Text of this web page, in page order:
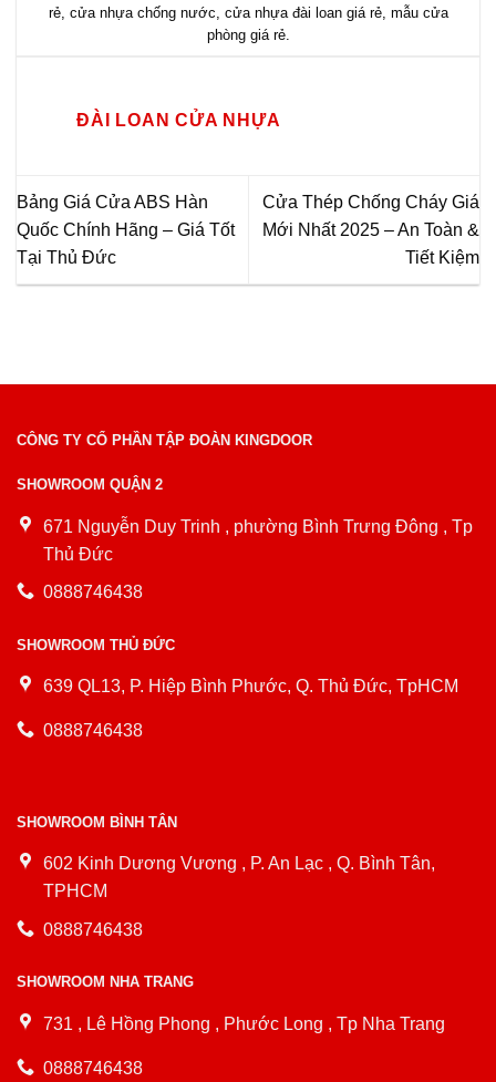
rẻ, cửa nhựa chống nước cửa nhựa đài loan giá rẻ, mẫu cửa
phòng giá rẻ.
ĐÀI LOAN CỬA NHỰA
Bảng Giá Cửa ABS Hàn
Quốc Chính Hãng – Giá Tốt
Tại Thủ Đức
Cửa Thép Chống Cháy Giá
Mới Nhất 2025 – An Toàn &
Tiết Kiệm
CÔNG TY CỔ PHẦN TẬP ĐOÀN KINGDOOR
SHOWROOM QUẬN 2
671 Nguyễn Duy Trinh , phường Bình Trưng Đông , Tp
Thủ Đức
0888746438
SHOWROOM THỦ ĐỨC
639 QL13, P. Hiệp Bình Phước, Q. Thủ Đức, TpHCM
0888746438
SHOWROOM BÌNH TÂN
602 Kinh Dương Vương , P. An Lạc , Q. Bình Tân,
TPHCM
0888746438
SHOWROOM NHA TRANG
731 , Lê Hồng Phong , Phước Long , Tp Nha Trang
0888746438